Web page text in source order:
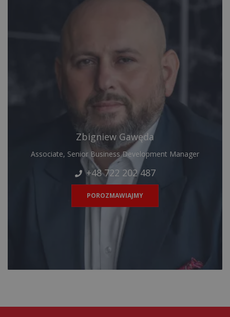
Zbigniew Gawęda
Associate, Senior Business Development Manager
+48 722 202 487
POROZMAWIAJMY